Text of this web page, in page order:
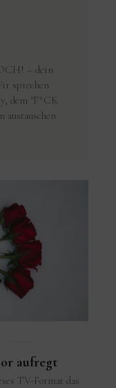
– dein
sprechen
dem "F*CK
austauschen
aufregt
TV-Format das